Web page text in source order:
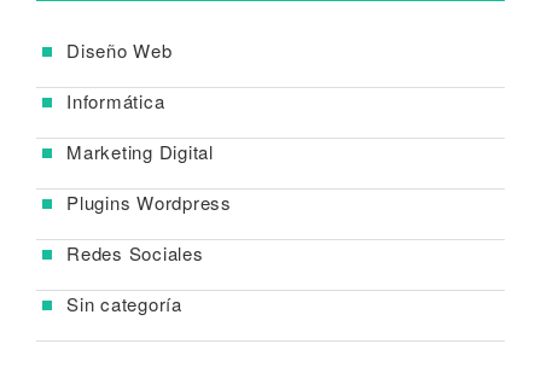
Diseño Web
Informática
Marketing Digital
Plugins Wordpress
Redes Sociales
Sin categoría